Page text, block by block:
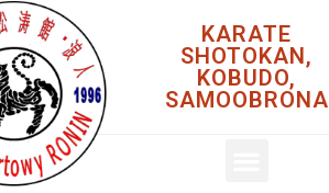
KARATE
SHOTOKAN,
KOBUDO,
SAMOOBRONA